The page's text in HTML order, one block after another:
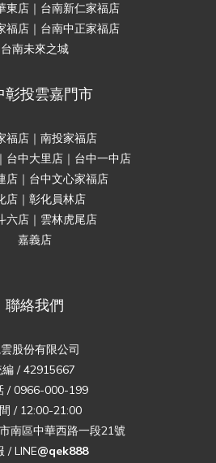
東店｜台南新仁家福店
福店｜台南中正家福店
台南未來之城
彰投雲嘉門市
福店｜南投家福店
台中大里店｜台中一中店
店｜台中文心家福店
店｜彰化員林店
六店｜雲林虎尾店
嘉義店
聯絡我們
股份有限公司
編 / 42915667
/ 0966-000-199
/ 12:00-21:00
南區中華西路一段21號
/ LINE@qek888